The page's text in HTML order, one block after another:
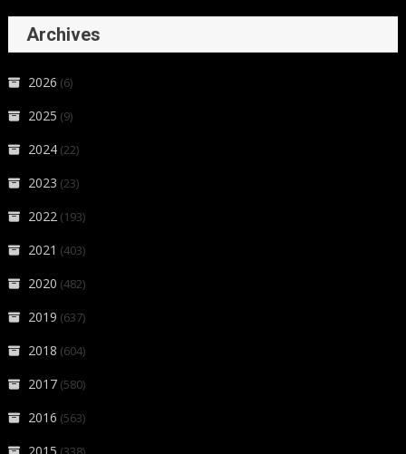
Archives
2026 (6)
2025 (9)
2024 (22)
2023 (23)
2022 (193)
2021 (403)
2020 (482)
2019 (637)
2018 (604)
2017 (580)
2016 (563)
2015